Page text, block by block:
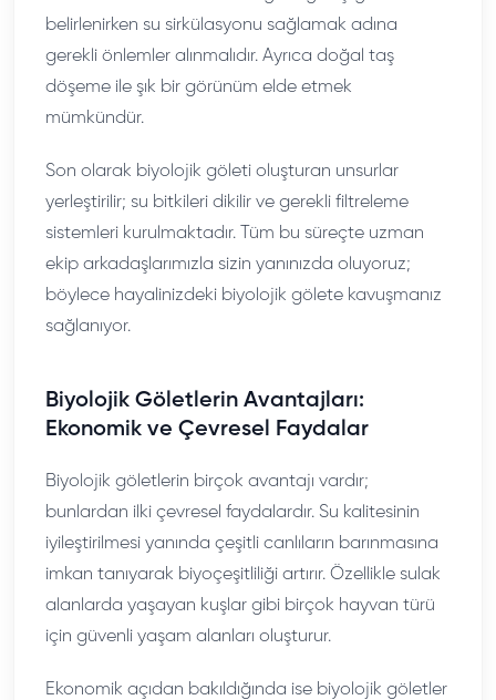
belirlenirken su sirkülasyonu sağlamak adına
gerekli önlemler alınmalıdır. Ayrıca doğal taş
döşeme ile şık bir görünüm elde etmek
mümkündür.
Son olarak biyolojik göleti oluşturan unsurlar
yerleştirilir; su bitkileri dikilir ve gerekli filtreleme
sistemleri kurulmaktadır. Tüm bu süreçte uzman
ekip arkadaşlarımızla sizin yanınızda oluyoruz;
böylece hayalinizdeki biyolojik gölete kavuşmanız
sağlanıyor.
Biyolojik Göletlerin Avantajları:
Ekonomik ve Çevresel Faydalar
Biyolojik göletlerin birçok avantajı vardır;
bunlardan ilki çevresel faydalardır. Su kalitesinin
iyileştirilmesi yanında çeşitli canlıların barınmasına
imkan tanıyarak biyoçeşitliliği artırır. Özellikle sulak
alanlarda yaşayan kuşlar gibi birçok hayvan türü
için güvenli yaşam alanları oluşturur.
Ekonomik açıdan bakıldığında ise biyolojik göletler